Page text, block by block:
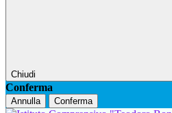
Chiudi
Conferma
Annulla Conferma